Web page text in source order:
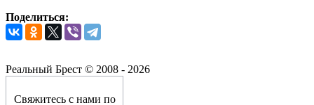
Поделиться:
Реальный Брест © 2008 - 2026
Свяжитесь с нами по